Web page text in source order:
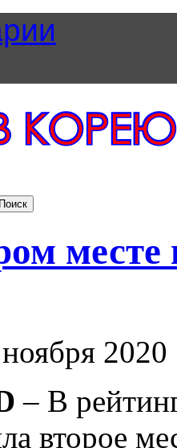
месте
2020
– В
второе